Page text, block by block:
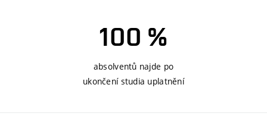
100 %
absolventů najde po
ukončení studia uplatnění